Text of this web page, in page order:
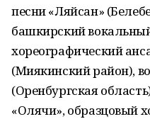
песни «Ляйсан»
башкирский
хореографический
(Миякинский район),
(Оренбургская
«Олячи», образцовый